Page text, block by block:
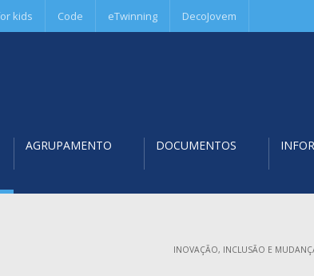
kids Code eTwinning DecoJovem
AGRUPAMENTO DOCUMENTOS
INOVAÇÃO, INCLUSÃO E